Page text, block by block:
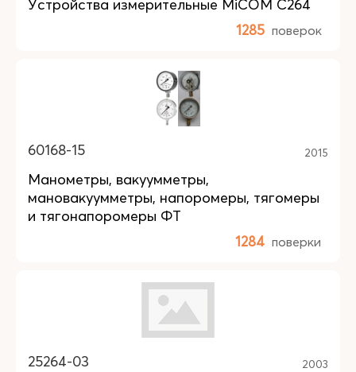
Устройства измерительные MiCOM C264
1285 поверок
60168-15 2015
Манометры, вакуумметры,
мановакуумметры, напоромеры, тягомеры
и тягонапоромеры ФТ
1284 поверки
25264-03 2003